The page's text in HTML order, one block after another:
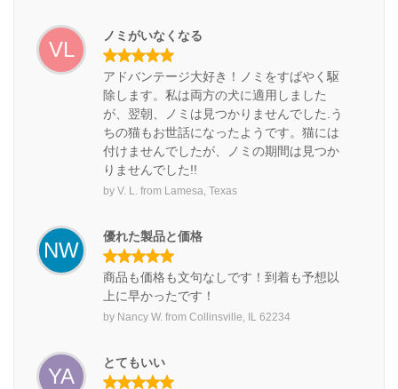
VL
ノミがいなくなる
アドバンテージ大好き！ノミをすばやく駆
除します。私は両方の犬に適用しました
が、翌朝、ノミは見つかりませんでした.う
ちの猫もお世話になったようです。猫には
付けませんでしたが、ノミの期間は見つか
りませんでした!!
by V. L. from Lamesa, Texas
NW
優れた製品と価格
商品も価格も文句なしです！到着も予想以
上に早かったです！
by Nancy W. from Collinsville, IL 62234
YA
とてもいい